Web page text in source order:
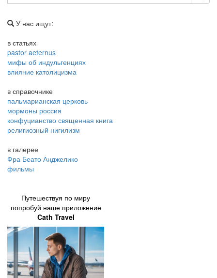
У нас ищут:
в статьях
pastor aeternus
мифы об индульгенциях
влияние католицизма
в справочнике
пальмарианская церковь
мормоны россия
конфуцианство священная книга
религиозный нигилизм
в галерее
Фра Беато Анджелико
фильмы
Путешествуя по миру
попробуй наше приложение
Cath Travel